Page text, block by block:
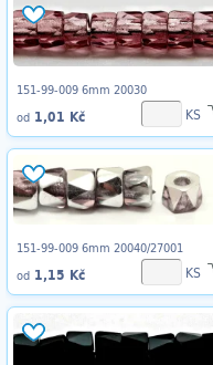
151-99-009 6mm 20030
od 1,01 Kč KS
151-99-009 6mm 20040/27001
od 1,15 Kč KS